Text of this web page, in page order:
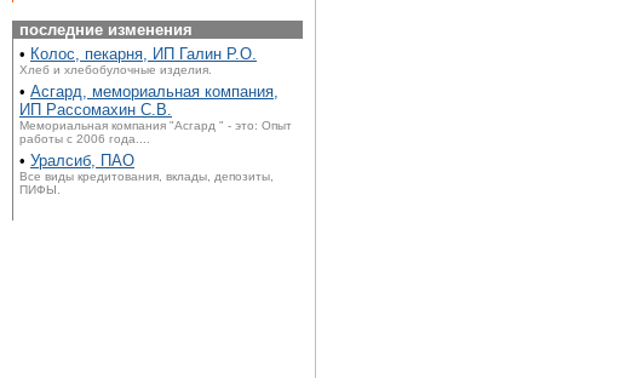
последние изменения
• Колос, пекарня, ИП Галин Р.О.
Хлеб и хлебобулочные изделия.
• Асгард, мемориальная компания,
ИП Рассомахин С.В.
Мемориальная компания "Асгард " - это: Опыт
работы с 2006 года....
• Уралсиб, ПАО
Все виды кредитования, вклады, депозиты,
ПИФЫ.